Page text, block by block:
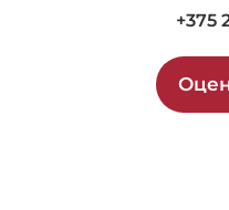
+375